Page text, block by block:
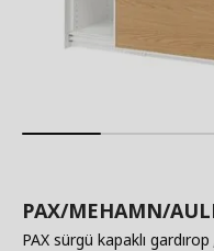
PAX/MEHAMN/
PAX sürgü kapaklı gardırop